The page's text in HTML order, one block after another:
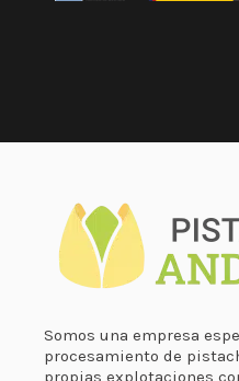
Somos una empresa
procesamiento de
propias explotaciones